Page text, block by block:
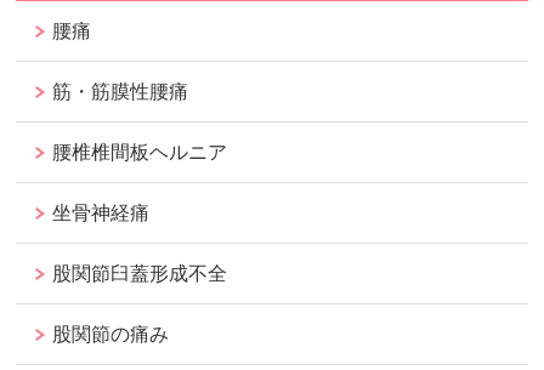
腰痛
筋・筋膜性腰痛
腰椎椎間板ヘルニア
坐骨神経痛
股関節臼蓋形成不全
股関節の痛み